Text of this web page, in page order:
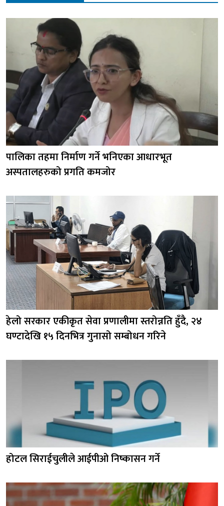
पालिका तहमा निर्माण गर्ने भनिएका आधारभूत
अस्पतालहरुको प्रगति कमजोर
हेलो सरकार एकीकृत सेवा प्रणालीमा स्तरोन्नति हुँदै, २४
घण्टादेखि १५ दिनभित्र गुनासो सम्बोधन गरिने
होटल सिराईचुलीले आईपीओ निष्कासन गर्ने